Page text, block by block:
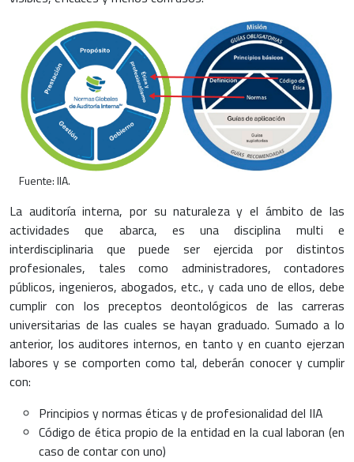
Fuente: IIA.
La auditoría interna, por su naturaleza y el ámbito de las
actividades que abarca, es una disciplina multi e
interdisciplinaria que puede ser ejercida por distintos
profesionales, tales como administradores, contadores
públicos, ingenieros, abogados, etc., y cada uno de ellos, debe
cumplir con los preceptos deontológicos de las carreras
universitarias de las cuales se hayan graduado. Sumado a lo
anterior, los auditores internos, en tanto y en cuanto ejerzan
labores y se comporten como tal, deberán conocer y cumplir
con:
Principios y normas éticas y de profesionalidad del IIA
Código de ética propio de la entidad en la cual laboran (en
caso de contar con uno)